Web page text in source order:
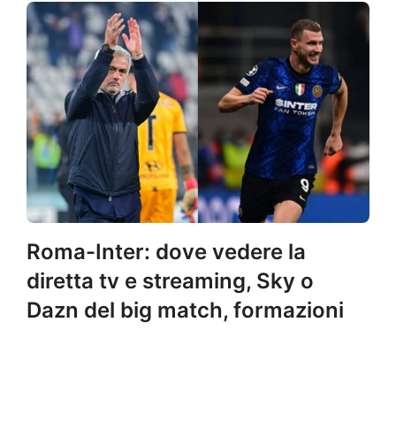
Roma-Inter: dove vedere la
diretta tv e streaming, Sky o
Dazn del big match, formazioni